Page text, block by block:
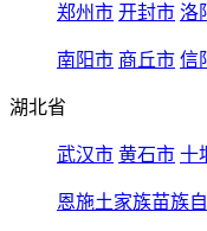
郑州市 开封市 洛
南阳市 商丘市 信
湖北省
武汉市 黄石市 十
恩施土家族苗族